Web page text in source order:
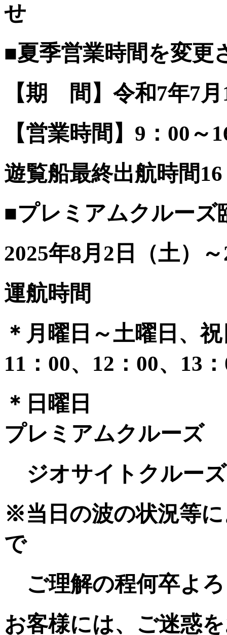
せ
■夏季営業時間を変更
【期 間】令和7年7
【営業時間】9：00～
遊覧船最終出航時間
■プレミアムクルーズ
2025年8月2日（土）
運航時間
＊月曜日～土曜日、
11：00、12：00、13
＊日曜日
プレミアムクルーズ
ジオサイトクルー
※当日の波の状況等
で
ご理解の程何卒よ
お客様には、ご迷惑